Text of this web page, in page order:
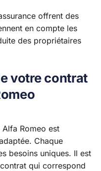
offrent des
en compte les
des propriétaires
votre contrat
Romeo est
Chaque
besoins uniques. Il est
qui correspond